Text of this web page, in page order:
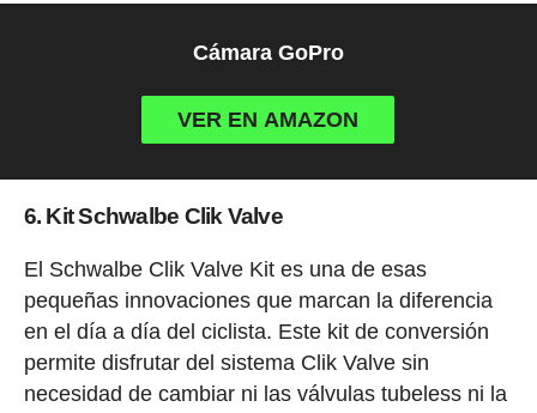
Cámara GoPro
VER EN AMAZON
6. Kit Schwalbe Clik Valve
El Schwalbe Clik Valve Kit es una de esas
pequeñas innovaciones que marcan la diferencia
en el día a día del ciclista. Este kit de conversión
permite disfrutar del sistema Clik Valve sin
necesidad de cambiar ni las válvulas tubeless ni la